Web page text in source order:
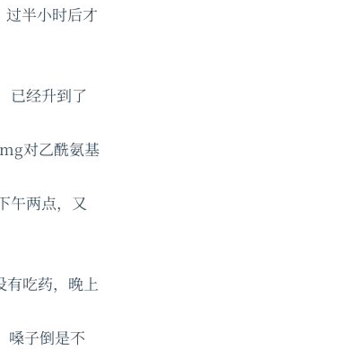
半小时后才
已经升到了
对乙酰氨基
午两点，又
有吃药，晚上
嗓子倒是不